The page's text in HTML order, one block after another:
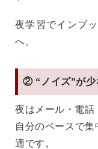
夜学習でインプ
へ。
② “ノイズ”が少
夜はメール・電話
自分のペースで集
適です。